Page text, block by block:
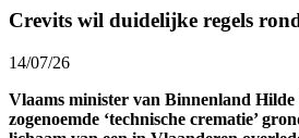
Crevits wil duidelijke regels rond
14/07/26
Vlaams minister van Binnenland
zogenoemde ‘technische crematie’